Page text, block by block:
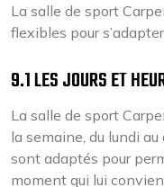
La salle de sport
flexibles pour
9.1 LES JOURS ET
La salle de sport
la semaine, du lundi au
sont adaptés pour
moment qui lui